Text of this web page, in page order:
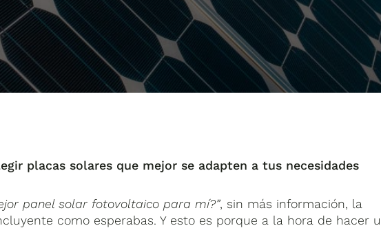
placas solares que mejor se adapten a tus necesidades
panel solar fotovoltaico para mí?”, sin más información, la
como esperabas. Y esto es porque a la hora de hacer